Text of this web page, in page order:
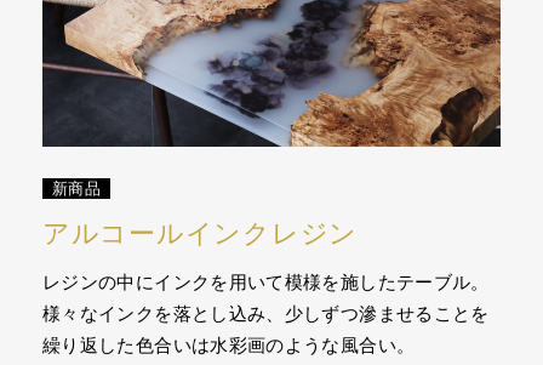
新商品
アルコールインクレジン
レジンの中にインクを用いて模様を施したテーブル。
様々なインクを落とし込み、少しずつ滲ませることを
繰り返した色合いは水彩画のような風合い。